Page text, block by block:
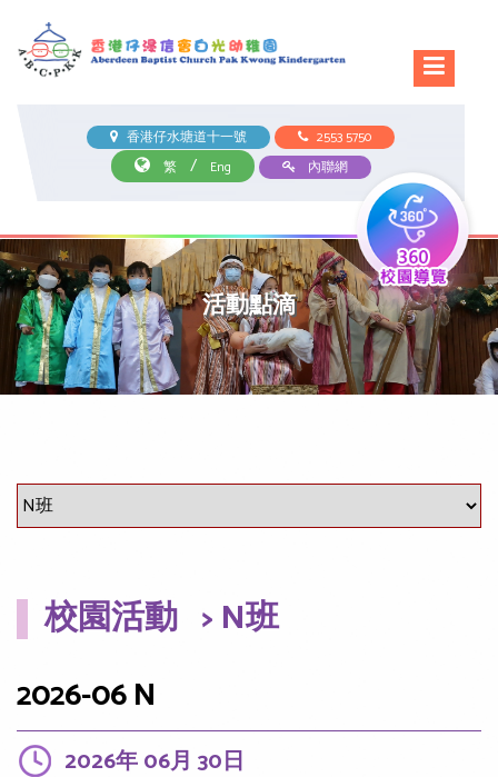
香港仔水塘道十一號
2553 5750
繁
/ Eng 內聯網
活動點滴
校園活動 > N班
2026-06 N
2026年 06月 30日